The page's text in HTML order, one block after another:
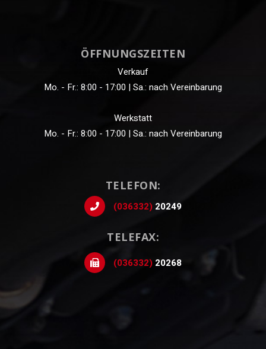
ÖFFNUNGSZEITEN
Verkauf
Mo. - Fr.: 8:00 - 17:00 | Sa.: nach Vereinbarung
Werkstatt
Mo. - Fr.: 8:00 - 17:00 | Sa.: nach Vereinbarung
TELEFON:
(036332) 20249
TELEFAX:
(036332) 20268